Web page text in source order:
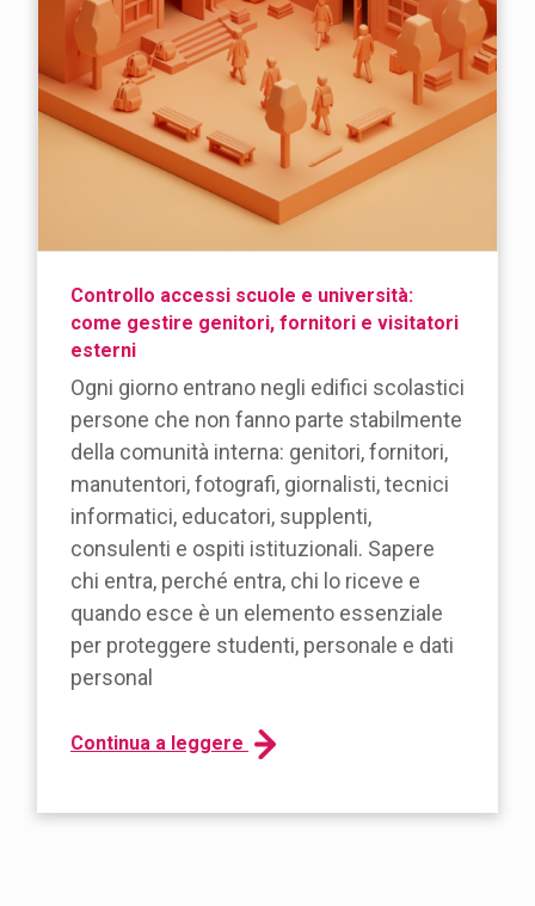
Controllo accessi scuole e università:
come gestire genitori, fornitori e visitatori
esterni
Ogni giorno entrano negli edifici scolastici
persone che non fanno parte stabilmente
della comunità interna: genitori, fornitori,
manutentori, fotografi, giornalisti, tecnici
informatici, educatori, supplenti,
consulenti e ospiti istituzionali. Sapere
chi entra, perché entra, chi lo riceve e
quando esce è un elemento essenziale
per proteggere studenti, personale e dati
personal
Continua a leggere